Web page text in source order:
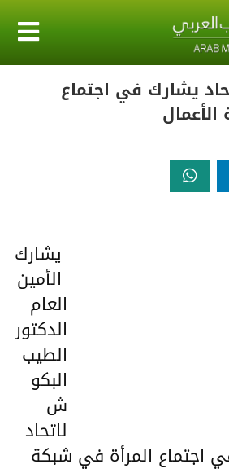
يشارك في اجتماع
يشارك
الأمين
العام
الدكتور
الطيب
البكو
ش
لاتحاد
اجتماع المرأة في شبكة